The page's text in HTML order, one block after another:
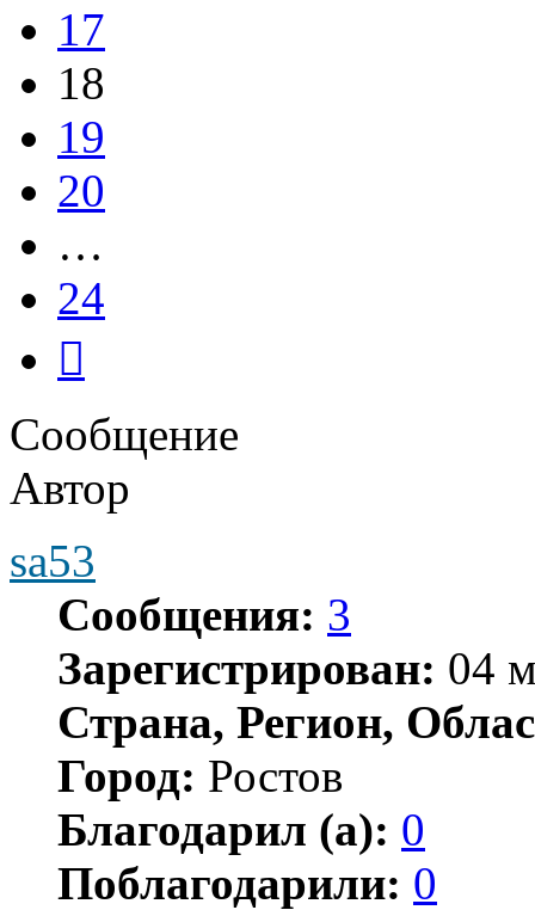
17
18
19
20
…
24
Сообщение
Автор
sa53
Сообщения: 3
Зарегистрирован: 04
Страна, Регион,
Город: Ростов
Благодарил (а): 0
Поблагодарили: 0